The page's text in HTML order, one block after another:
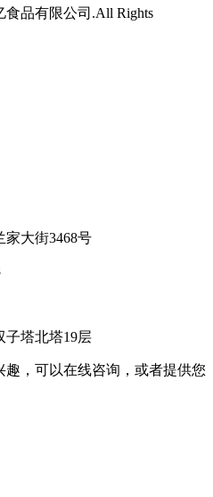
食品有限公司.All Rights
大街3468号
子塔北塔19层
，可以在线咨询，或者提供您